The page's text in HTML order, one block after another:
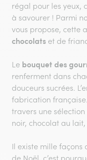
régal pour les yeux,
à savourer ! Parmi
vous propose, cette
chocolats et de
Le bouquet des
renferment dans
douceurs sucrées.
fabrication
travers une
noir, chocolat au
Il existe mille
de Noël, c’est